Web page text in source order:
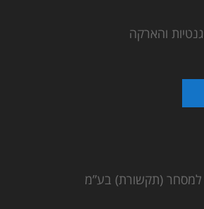
למסחר (תקשורת) בע”מ